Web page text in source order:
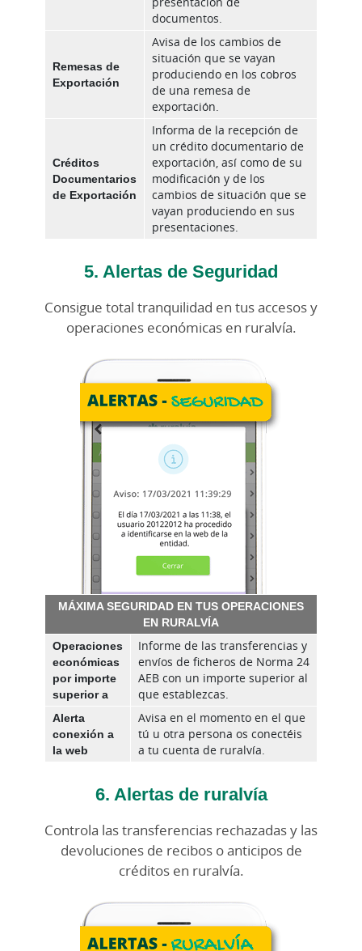
documentos.
Remesas de
Exportación
Avisa de los cambios de
situación que se vayan
produciendo en los cobros
de una remesa de
exportación.
Créditos
Documentarios
de Exportación
Informa de la recepción de
un crédito documentario de
exportación, así como de su
modificación y de los
cambios de situación que se
vayan produciendo en sus
presentaciones.
5. Alertas de Seguridad
Consigue total tranquilidad en tus accesos y
operaciones económicas en ruralvía.
MÁXIMA SEGURIDAD EN TUS OPERACIONES
EN RURALVÍA
Operaciones
económicas
por importe
superior a
Informe de las transferencias y
envíos de ficheros de Norma 24
AEB con un importe superior al
que establezcas.
Alerta
conexión a
la web
Avisa en el momento en el que
tú u otra persona os conectéis
a tu cuenta de ruralvía.
6. Alertas de ruralvía
Controla las transferencias rechazadas y las
devoluciones de recibos o anticipos de
créditos en ruralvía.